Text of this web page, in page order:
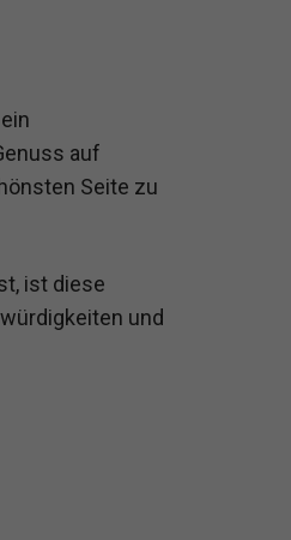
auf
Seite zu
ist diese
und